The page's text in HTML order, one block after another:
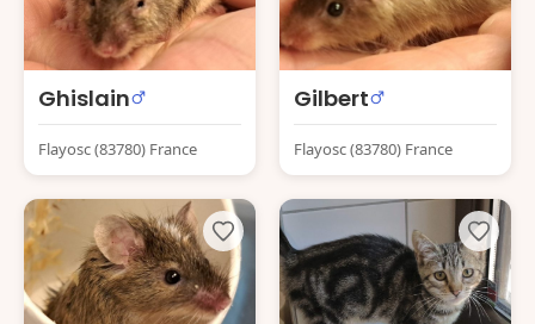
Ghislain
Flayosc (83780) France
Gilbert
Flayosc (83780) France